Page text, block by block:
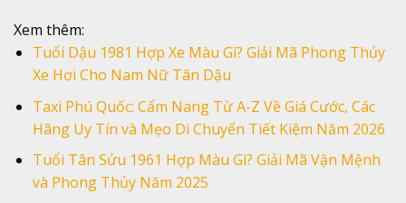
Xem thêm:
Tuổi Dậu 1981 Hợp Xe Màu Gì? Giải Mã Phong Thủy
Xe Hơi Cho Nam Nữ Tân Dậu
Taxi Phú Quốc: Cẩm Nang Từ A-Z Về Giá Cước, Các
Hãng Uy Tín và Mẹo Di Chuyển Tiết Kiệm Năm 2026
Tuổi Tân Sửu 1961 Hợp Màu Gì? Giải Mã Vận Mệnh
và Phong Thủy Năm 2025